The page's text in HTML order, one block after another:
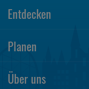
Entdecken
Planen
Über uns